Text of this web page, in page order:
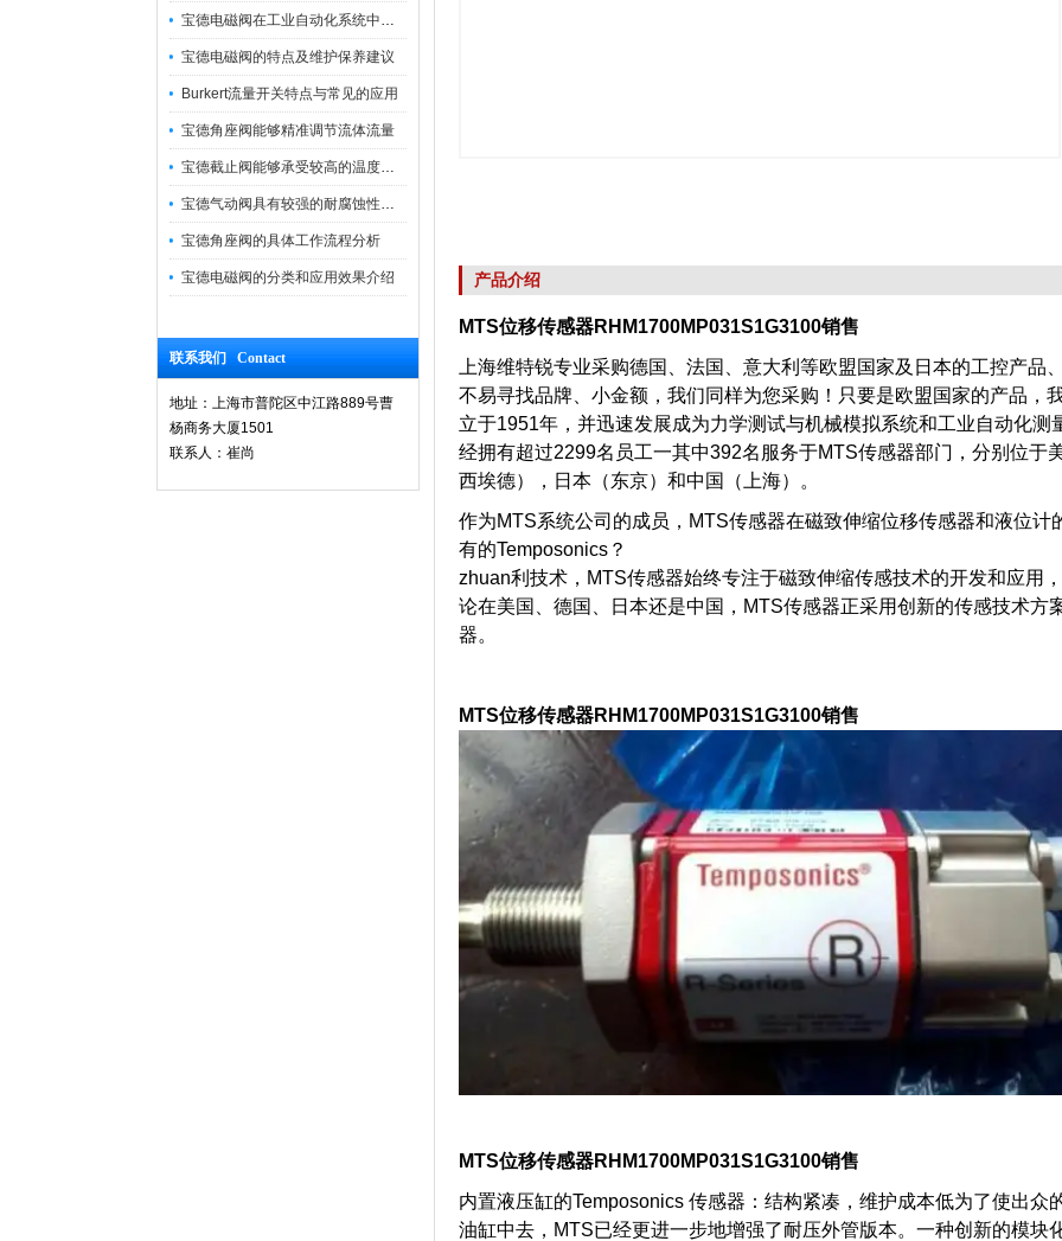
宝德电磁阀在工业自动化系统中的作用
宝德电磁阀的特点及维护保养建议
Burkert流量开关特点与常见的应用
宝德角座阀能够精准调节流体流量
宝德截止阀能够承受较高的温度和压力
宝德气动阀具有较强的耐腐蚀性和抗震性
宝德角座阀的具体工作流程分析
宝德电磁阀的分类和应用效果介绍
联系我们 Contact
地址：上海市普陀区中江路889号曹
杨商务大厦1501
联系人：崔尚
产品介绍
MTS位移传感器RHM1700MP031S1G3100销售
上海维特锐专业采购德国、法国、意大利等欧盟国家及日本的工控产品
不易寻找品牌、小金额，我们同样为您采购！只要是欧盟国家的产品，
立于1951年，并迅速发展成为力学测试与机械模拟系统和工业自动化
经拥有超过2299名员工一其中392名服务于MTS传感器部门，分别位于
西埃德），日本（东京）和中国（上海）。
作为MTS系统公司的成员，MTS传感器在磁致伸缩位移传感器和液位
有的Temposonics？
zhuan利技术，MTS传感器始终专注于磁致伸缩传感技术的开发和应用
论在美国、德国、日本还是中国，MTS传感器正采用创新的传感技术方
器。
MTS位移传感器RHM1700MP031S1G3100销售
MTS位移传感器RHM1700MP031S1G3100销售
内置液压缸的Temposonics 传感器：结构紧凑，维护成本低为了使出众
油缸中去，MTS已经更进一步地增强了耐压外管版本。一种创新的模块